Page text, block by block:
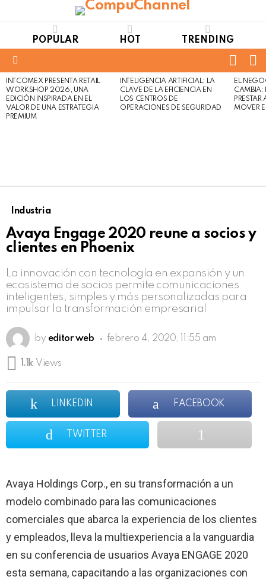
POPULAR HOT TRENDING
LATEST
STORIES
INTCOMEX PRESENTA RETAIL
WORKSHOP 2026, UNA
EDICIÓN INSPIRADA EN EL
VALOR DE UNA ESTRATEGIA
PREMIUM
INTELIGENCIA ARTIFICIAL: LA
CLAVE DE LA EFICIENCIA EN
LOS CENTROS DE
OPERACIONES DE SEGURIDAD
EL
CAMBIA:
MOVER
Industria
Avaya Engage 2020 reune a socios y
clientes en Phoenix
La innovación con tecnología en expansión y un
ecosistema de socios permite comunicaciones
inteligentes, simples y más personalizadas para
impulsar la transformación empresarial
by editor web febrero 4, 2020, 11:55 am
1.1k Views
LINKEDIN FACEBOOK
TWITTER
Avaya Holdings Corp., en su transformación a un
modelo combinado para las comunicaciones
comerciales que abarca la experiencia de los clientes
y empleados, lleva la multiexperiencia a la vanguardia
en su conferencia de usuarios Avaya ENGAGE 2020
esta semana, capacitando a las organizaciones con